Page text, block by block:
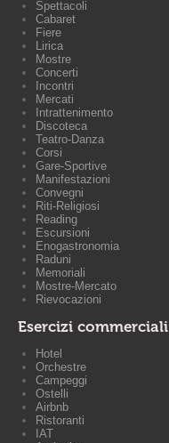
Spettacoli
Cabaret
Fiere
Lirica
Mostre
Concerti
Incontri
Mercati
Intrattenimento
Discoteca
Teatro-Danza
Corsi
Gare-Sportive
Manifestazioni
Convegni
Riti-Religiosi
Reading
Escursioni
Enogastronomia
Raduni
Memoriali
Mostre-Mercato
Rievocazioni
Esercizi commerciali
Hotel
Orchestre
Campeggi
Ostelli
Airbnb
Ristoranti
IAT